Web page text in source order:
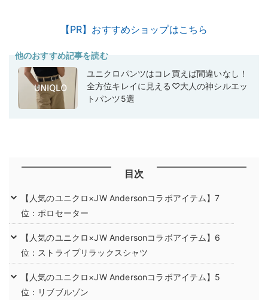
【PR】おすすめショップはこちら
他のおすすめ記事を読む
ユニクロパンツはコレ買えば間違いなし！
全方位キレイに見える♡大人の神シルエッ
トパンツ5選
目次
【人気のユニクロ×JW Andersonコラボアイテム】7
位：ポロセーター
【人気のユニクロ×JW Andersonコラボアイテム】6
位：ストライプリラックスシャツ
【人気のユニクロ×JW Andersonコラボアイテム】5
位：リブブルゾン